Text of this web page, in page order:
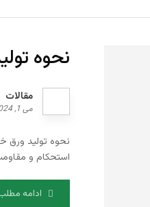
نحوه
مقالات
می 1, 2024
نحوه تولید ورق
استحکام و
ادامه